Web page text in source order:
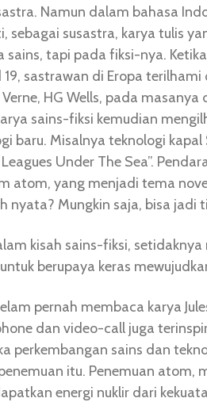
Namun dalam bahasa
sebagai susastra, karya tulis
sains, tapi pada fiksi-nya.
sastrawan di Eropa
HG Wells, pada
sains-fiksi kemudian
baru. Misalnya teknologi
Under The Sea”.
atom, yang menjadi tema
nyata? Mungkin saja, bisa jadi
kisah sains-fiksi,
berupaya keras
pernah membaca karya
dan video-call juga
perkembangan sains dan
itu. Penemuan atom,
energi nuklir dari